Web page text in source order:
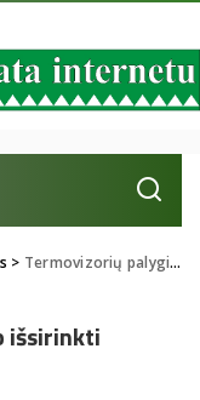
> Termovizorių palyginimas: kaip išsirinkti tinkamą modelį?
išsirinkti